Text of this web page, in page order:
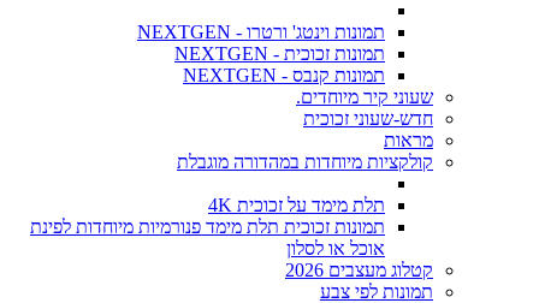
תמונות וינטג' ורטרו - NEXTGEN
תמונות זכוכית - NEXTGEN
תמונות קנבס - NEXTGEN
שעוני קיר מיוחדים.
חדש-שעוני זכוכית
מראות
קולקציות מיוחדות במהדורה מוגבלת
תלת מימד על זכוכית 4K
תמונות זכוכית תלת מימד פנורמיות מיוחדות לפינת
אוכל או לסלון
קטלוג מעצבים 2026
תמונות לפי צבע